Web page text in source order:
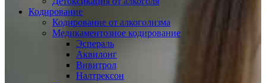
Кодирование
Кодирование от алкоголизма
Медикаментозное кодирование
Эспераль
Аквилонг
Вивитрол
Налтрексон